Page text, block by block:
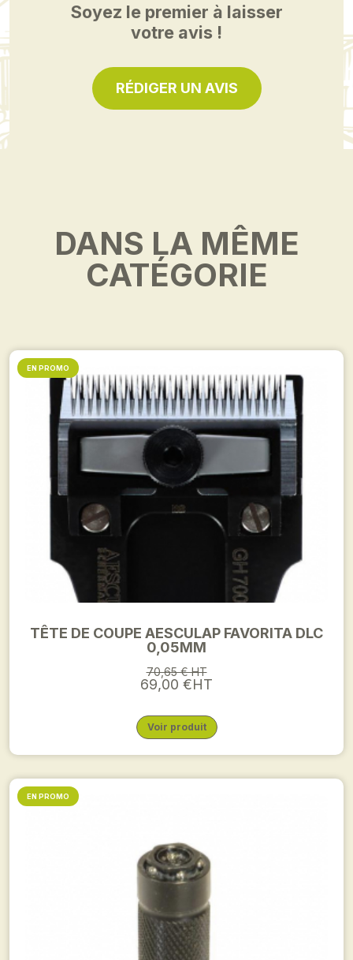
Soyez le premier à laisser
votre avis !
RÉDIGER UN AVIS
DANS LA MÊME
CATÉGORIE
TÊTE DE COUPE AESCULAP FAVORITA DLC
0,05MM
70,65 € HT
69,00 €HT
Voir produit
EN PROMO
EN PROMO